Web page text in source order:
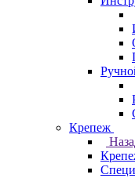
Крепеж